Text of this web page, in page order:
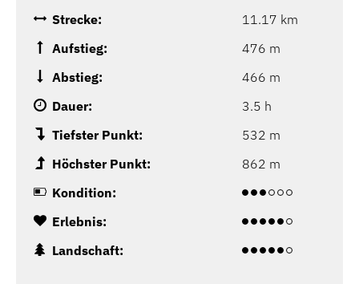
Strecke:
11.17 km
Aufstieg:
476 m
Abstieg:
466 m
Dauer:
3.5 h
Tiefster Punkt:
532 m
Höchster Punkt:
862 m
Kondition:
Erlebnis:
Landschaft: